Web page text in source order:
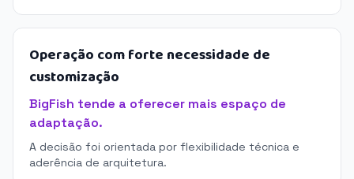
Operação com forte necessidade de
customização
BigFish tende a oferecer mais espaço de
adaptação.
A decisão foi orientada por flexibilidade técnica e
aderência de arquitetura.